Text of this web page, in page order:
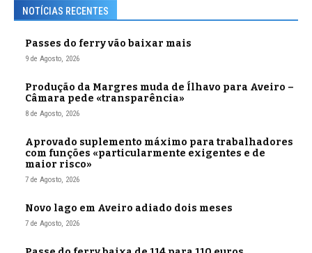
NOTÍCIAS RECENTES
Passes do ferry vão baixar mais
9 de Agosto, 2026
Produção da Margres muda de Ílhavo para Aveiro –
Câmara pede «transparência»
8 de Agosto, 2026
Aprovado suplemento máximo para trabalhadores
com funções «particularmente exigentes e de
maior risco»
7 de Agosto, 2026
Novo lago em Aveiro adiado dois meses
7 de Agosto, 2026